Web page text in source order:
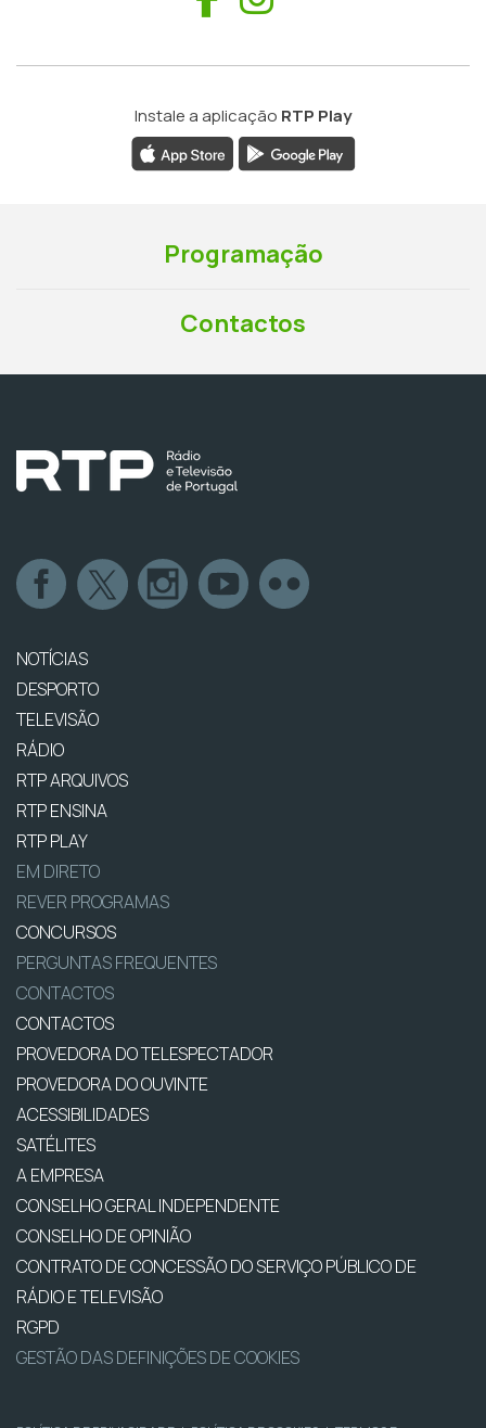
Instale a aplicação RTP Play
Programação
Contactos
NOTÍCIAS
DESPORTO
TELEVISÃO
RÁDIO
RTP ARQUIVOS
RTP ENSINA
RTP PLAY
EM DIRETO
REVER PROGRAMAS
CONCURSOS
PERGUNTAS FREQUENTES
CONTACTOS
CONTACTOS
PROVEDORA DO TELESPECTADOR
PROVEDORA DO OUVINTE
ACESSIBILIDADES
SATÉLITES
A EMPRESA
CONSELHO GERAL INDEPENDENTE
CONSELHO DE OPINIÃO
CONTRATO DE CONCESSÃO DO SERVIÇO PÚBLICO DE
RÁDIO E TELEVISÃO
RGPD
GESTÃO DAS DEFINIÇÕES DE COOKIES